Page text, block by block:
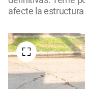
afecte la